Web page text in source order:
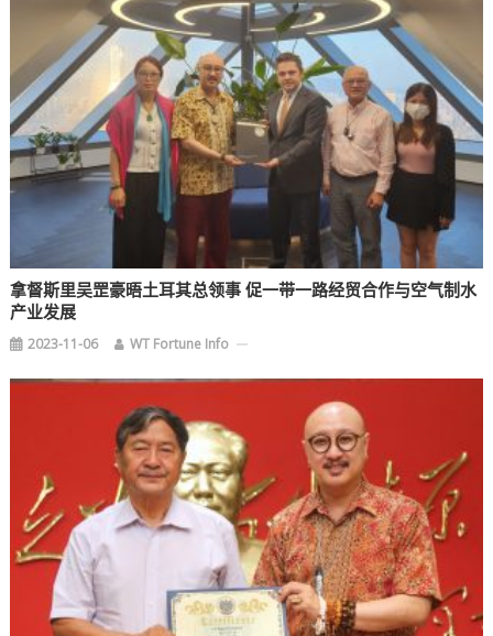
拿督斯里吴罡豪晤土耳其总领事 促一带一路经贸合作与空气制水
产业发展
2023-11-06 WT Fortune Info